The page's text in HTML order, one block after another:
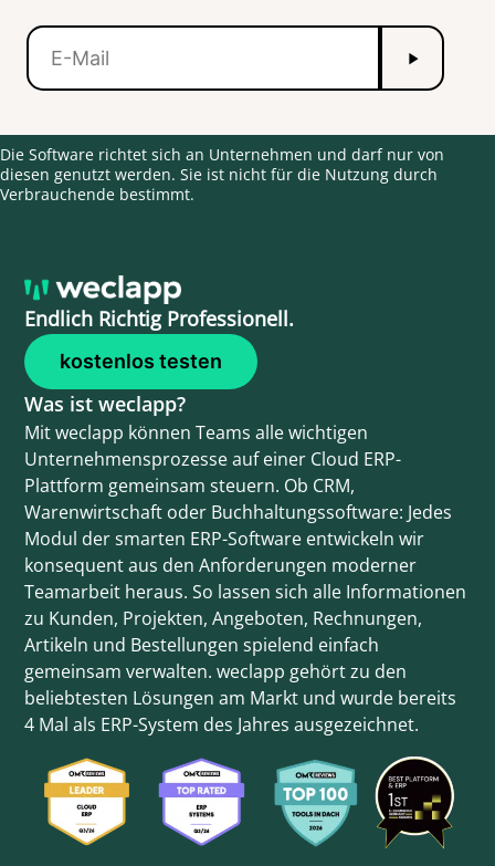
E-
Mail
Senden
Die Software richtet sich an Unternehmen und darf nur von
diesen genutzt werden. Sie ist nicht für die Nutzung durch
Verbrauchende bestimmt.
Endlich Richtig Professionell.
kostenlos testen
Was ist weclapp?
Mit weclapp können Teams alle wichtigen
Unternehmensprozesse auf einer Cloud ERP-
Plattform gemeinsam steuern. Ob CRM,
Warenwirtschaft oder Buchhaltungssoftware: Jedes
Modul der smarten ERP-Software entwickeln wir
konsequent aus den Anforderungen moderner
Teamarbeit heraus. So lassen sich alle Informationen
zu Kunden, Projekten, Angeboten, Rechnungen,
Artikeln und Bestellungen spielend einfach
gemeinsam verwalten. weclapp gehört zu den
beliebtesten Lösungen am Markt und wurde bereits
4 Mal als ERP-System des Jahres ausgezeichnet.